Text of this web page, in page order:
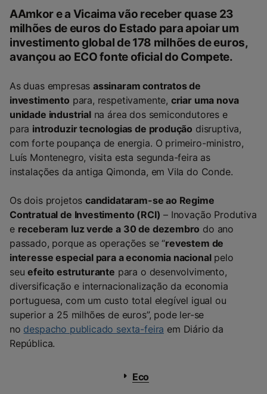
AAmkor e a Vicaima vão receber quase 23
milhões de euros do Estado para apoiar um
investimento global de 178 milhões de euros,
avançou ao ECO fonte oficial do Compete.
As duas empresasassinaram contratos de
investimento para, respetivamente, criar uma nova
unidade industrialna área dos semicondutores e
para introduzir tecnologias de produção disruptiva,
com forte poupança de energia. O primeiro-ministro,
Luís Montenegro, visita esta segunda-feira as
instalações da antiga Qimonda, em Vila do Conde.
Os dois projetoscandidataram-se ao Regime
Contratual de Investimento (RCI) – Inovação Produtiva
e receberam luz verde a 30 de dezembro do ano
passado, porque as operações se “revestem de
interesse especial para a economia nacionalpelo
seuefeito estruturante para o desenvolvimento,
diversificação e internacionalização da economia
portuguesa, com um custo total elegível igual ou
superior a 25 milhões de euros”, pode ler-se
no despacho publicado sexta-feira em Diário da
República.
Eco